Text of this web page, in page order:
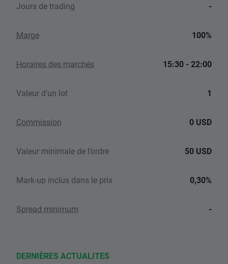
Jours de trading -
Marge 100%
Horaires des marchés 15:30 - 22:00
Valeur d’un lot 1
Commission 0 USD
Valeur minimale de l’ordre 50 USD
Mark-up inclus dans le prix 0,30%
Spread minimum -
DERNIÈRES ACTUALITES